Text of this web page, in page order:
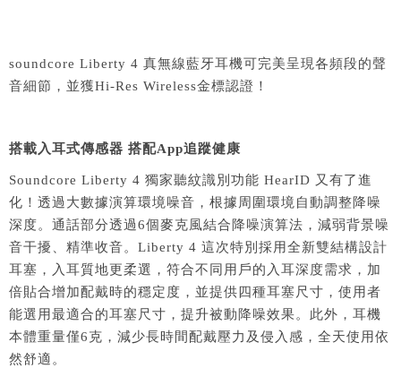
soundcore Liberty 4 真無線藍牙耳機可完美呈現各頻段的聲
音細節，並獲Hi-Res Wireless金標認證！
搭載入耳式傳感器 搭配App追蹤健康
Soundcore Liberty 4 獨家聽紋識別功能 HearID 又有了進
化！透過大數據演算環境噪音，根據周圍環境自動調整降噪
深度。通話部分透過6個麥克風結合降噪演算法，減弱背景噪
音干擾、精準收音。Liberty 4 這次特別採用全新雙結構設計
耳塞，入耳質地更柔選，符合不同用戶的入耳深度需求，加
倍貼合增加配戴時的穩定度，並提供四種耳塞尺寸，使用者
能選用最適合的耳塞尺寸，提升被動降噪效果。此外，耳機
本體重量僅6克，減少長時間配戴壓力及侵入感，全天使用依
然舒適。